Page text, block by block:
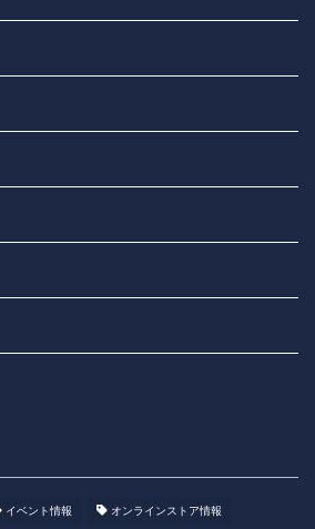
イベント情報 オンラインストア情報